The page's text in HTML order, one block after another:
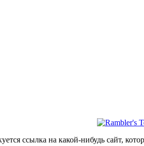
ссылка на какой-нибудь сайт,